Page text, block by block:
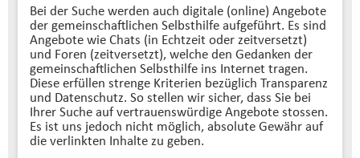
Bei der Suche werden auch digitale (online) Angebote
der gemeinschaftlichen Selbsthilfe aufgeführt. Es sind
Angebote wie Chats (in Echtzeit oder zeitversetzt)
und Foren (zeitversetzt), welche den Gedanken der
gemeinschaftlichen Selbsthilfe ins Internet tragen.
Diese erfüllen strenge Kriterien bezüglich Transparenz
und Datenschutz. So stellen wir sicher, dass Sie bei
Ihrer Suche auf vertrauenswürdige Angebote stossen.
Es ist uns jedoch nicht möglich, absolute Gewähr auf
die verlinkten Inhalte zu geben.